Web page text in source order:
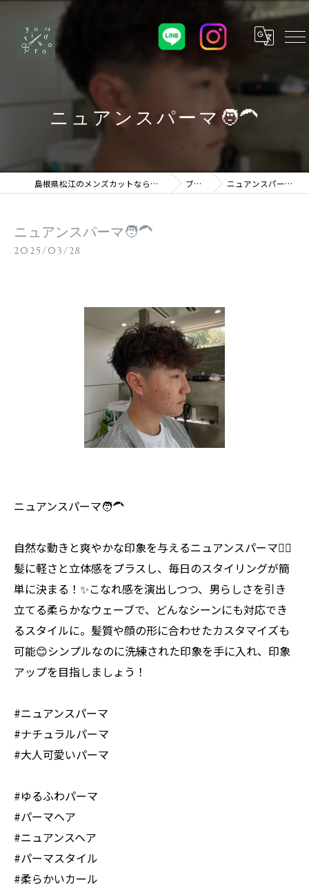
ニュアンスパーマ🧑‍🦱
島根県松江のメンズカットならよりどころ ブログ ニュアンスパーマ🧑‍🦱
ニュアンスパーマ🧑‍🦱
2025/03/28
ニュアンスパーマ🧑‍🦱
自然な動きと爽やかな印象を与えるニュアンスパーマ💇‍♂️
髪に軽さと立体感をプラスし、毎日のスタイリングが簡
単に決まる！✨こなれ感を演出しつつ、男らしさを引き
立てる柔らかなウェーブで、どんなシーンにも対応でき
るスタイルに。髪質や顔の形に合わせたカスタマイズも
可能😊シンプルなのに洗練された印象を手に入れ、印象
アップを目指しましょう！
#ニュアンスパーマ
#ナチュラルパーマ
#大人可愛いパーマ
#ゆるふわパーマ
#パーマヘア
#ニュアンスヘア
#パーマスタイル
#柔らかいカール